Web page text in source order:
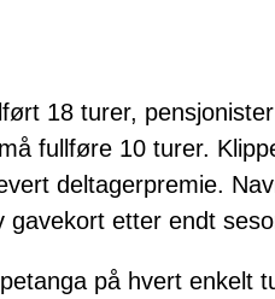
18 turer,
fullføre 10 turer.
deltagerpremie.
etter endt
på hvert enkelt